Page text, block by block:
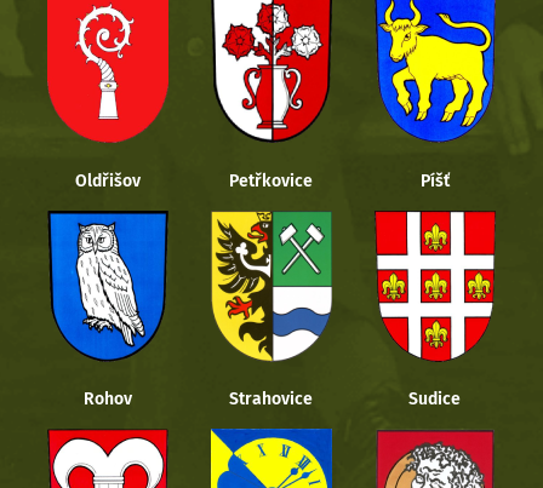
Oldřišov Petřkovice Píšť
Rohov Strahovice Sudice